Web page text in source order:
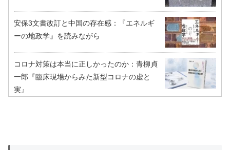
安保3文書改訂と中国の存在感：『エネルギ
ーの地政学』を読みながら
コロナ対策は本当に正しかったのか：青柳貞
一郎『臨床現場からみた新型コロナの虚と
実』